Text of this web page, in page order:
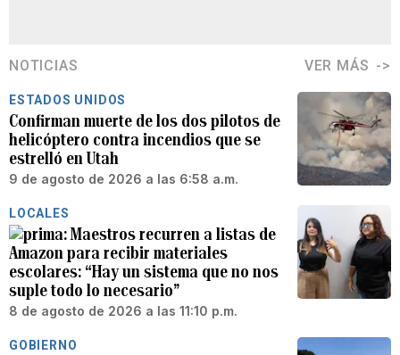
NOTICIAS VER MÁS
ESTADOS UNIDOS
Confirman muerte de los dos pilotos de
helicóptero contra incendios que se
estrelló en Utah
9 de agosto de 2026 a las 6:58 a.m.
LOCALES
Maestros recurren a listas de
Amazon para recibir materiales
escolares: “Hay un sistema que no nos
suple todo lo necesario”
8 de agosto de 2026 a las 11:10 p.m.
GOBIERNO